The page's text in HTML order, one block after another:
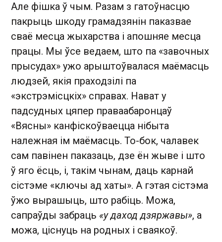
Але фішка ў чым. Разам з гатоўнасцю
пакрыць шкоду грамадзянін паказвае
сваё месца жыхарства і апошняе месца
працы. Мы ўсе ведаем, што па «завочных
прысудах» ужо арыштоўвалася маёмасць
людзей, якія праходзілі па
«экстрэмісцкіх» справах. Нават у
падсудных цяпер праваабаронцаў
«Вясны» канфіскоўваецца нібыта
належная ім маёмасць. То-бок, чалавек
сам павінен паказаць, дзе ён жыве і што
ў яго ёсць, і, такім чынам, даць карнай
сістэме «ключы ад хаты». А гэтая сістэма
ўжо вырашыць, што рабіць. Можа,
сапраўды забраць «у даход дзяржавы», а
можа, ціснуць на родных і сваякоў.